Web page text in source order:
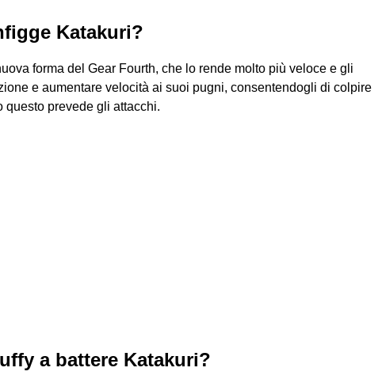
Katakuri?
forma del Gear Fourth, che lo rende molto più veloce e gli
e aumentare velocità ai suoi pugni, consentendogli di colpire
questo prevede gli attacchi.
a battere Katakuri?